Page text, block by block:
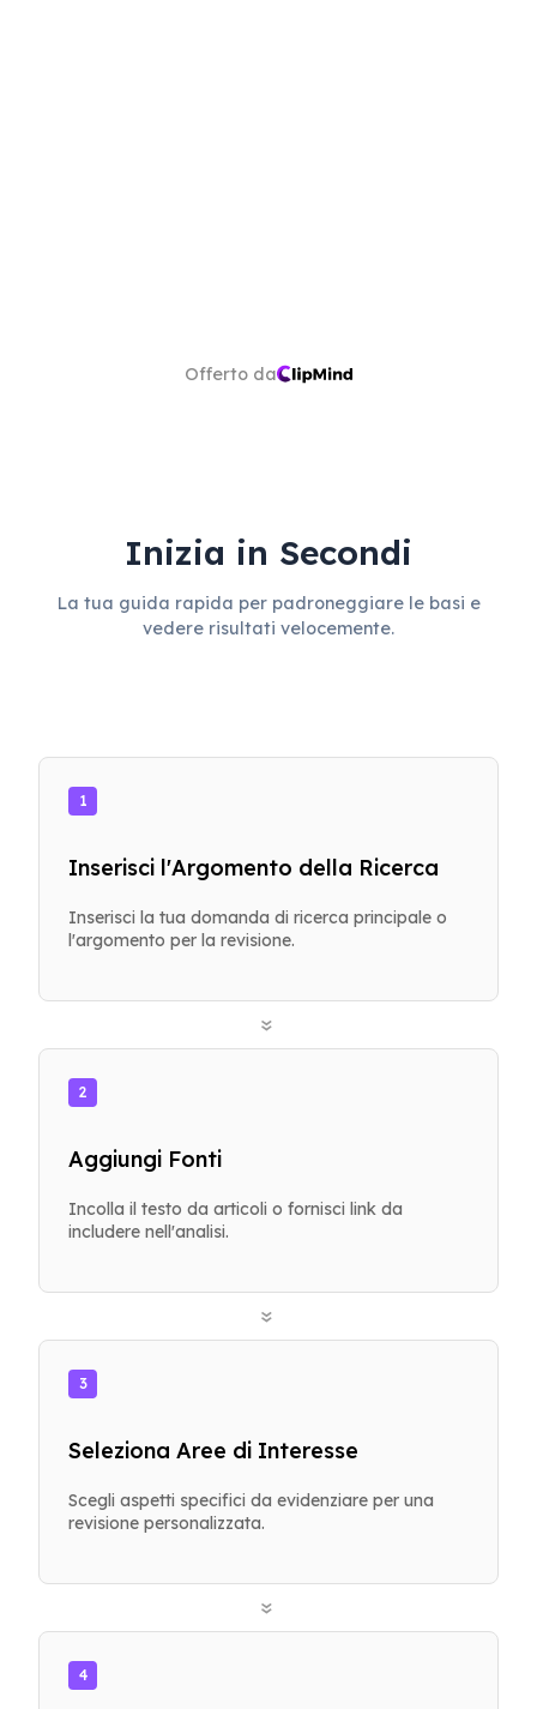
Offerto da
Inizia in Secondi
La tua guida rapida per padroneggiare le basi e
vedere risultati velocemente.
1
Inserisci l'Argomento della Ricerca
Inserisci la tua domanda di ricerca principale o
l'argomento per la revisione.
»
2
Aggiungi Fonti
Incolla il testo da articoli o fornisci link da
includere nell'analisi.
»
3
Seleziona Aree di Interesse
Scegli aspetti specifici da evidenziare per una
revisione personalizzata.
»
4